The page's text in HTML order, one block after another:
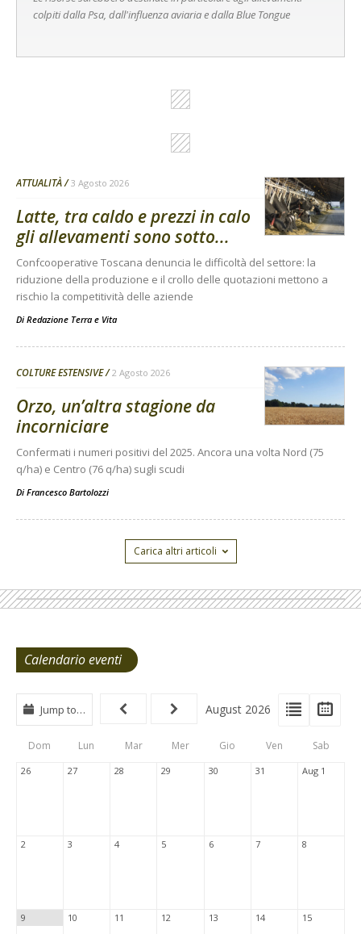
colpiti dalla Psa, dall'influenza aviaria e dalla Blue Tongue
ATTUALITÀ 3 Agosto 2026
Latte, tra caldo e prezzi in calo
gli allevamenti sono sotto...
Confcooperative Toscana denuncia le difficoltà del settore: la
riduzione della produzione e il crollo delle quotazioni mettono a
rischio la competitività delle aziende
Di Redazione Terra e Vita
COLTURE ESTENSIVE 2 Agosto 2026
Orzo, un’altra stagione da
incorniciare
Confermati i numeri positivi del 2025. Ancora una volta Nord (75
q/ha) e Centro (76 q/ha) sugli scudi
Di Francesco Bartolozzi
Carica altri articoli
Calendario eventi
View
Type
Tabs
View
List
Jump to… August 2026
Dom Lun Mar Mer Gio Ven Sab
26 27 28 29 30 31 Aug 1
2 3 4 5 6 7 8
9 10 11 12 13 14 15